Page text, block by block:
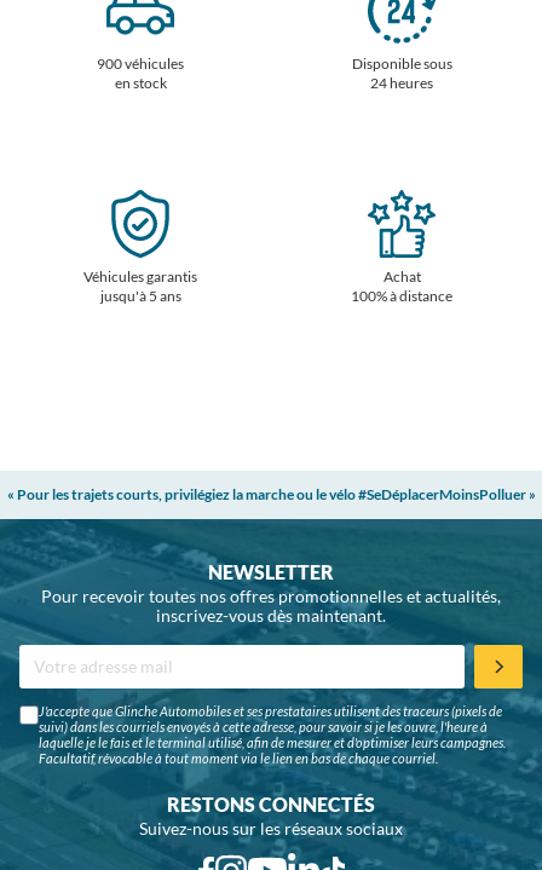
900 véhicules
en stock
Disponible sous
24 heures
Véhicules garantis
jusqu'à 5 ans
Achat
100% à distance
« Pour les trajets courts, privilégiez la marche ou le vélo #SeDéplacerMoinsPolluer »
NEWSLETTER
Pour recevoir toutes nos offres promotionnelles et actualités,
inscrivez-vous dès maintenant.
J'accepte que Glinche Automobiles et ses prestataires utilisent des traceurs (pixels de
suivi) dans les courriels envoyés à cette adresse, pour savoir si je les ouvre, l'heure à
laquelle je le fais et le terminal utilisé, afin de mesurer et d'optimiser leurs campagnes.
Facultatif, révocable à tout moment via le lien en bas de chaque courriel.
RESTONS CONNECTÉS
Suivez-nous sur les réseaux sociaux